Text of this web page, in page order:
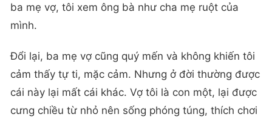
ba mẹ vợ, tôi xem ông bà như cha mẹ ruột của
mình.
Đổi lại, ba mẹ vợ cũng quý mến và không khiến tôi
cảm thấy tự ti, mặc cảm. Nhưng ở đời thường được
cái này lại mất cái khác. Vợ tôi là con một, lại được
cưng chiều từ nhỏ nên sống phóng túng, thích chơi